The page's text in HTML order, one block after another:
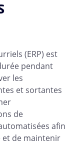
(ERP) est
pendant
les
et sortantes
de
afin
de maintenir